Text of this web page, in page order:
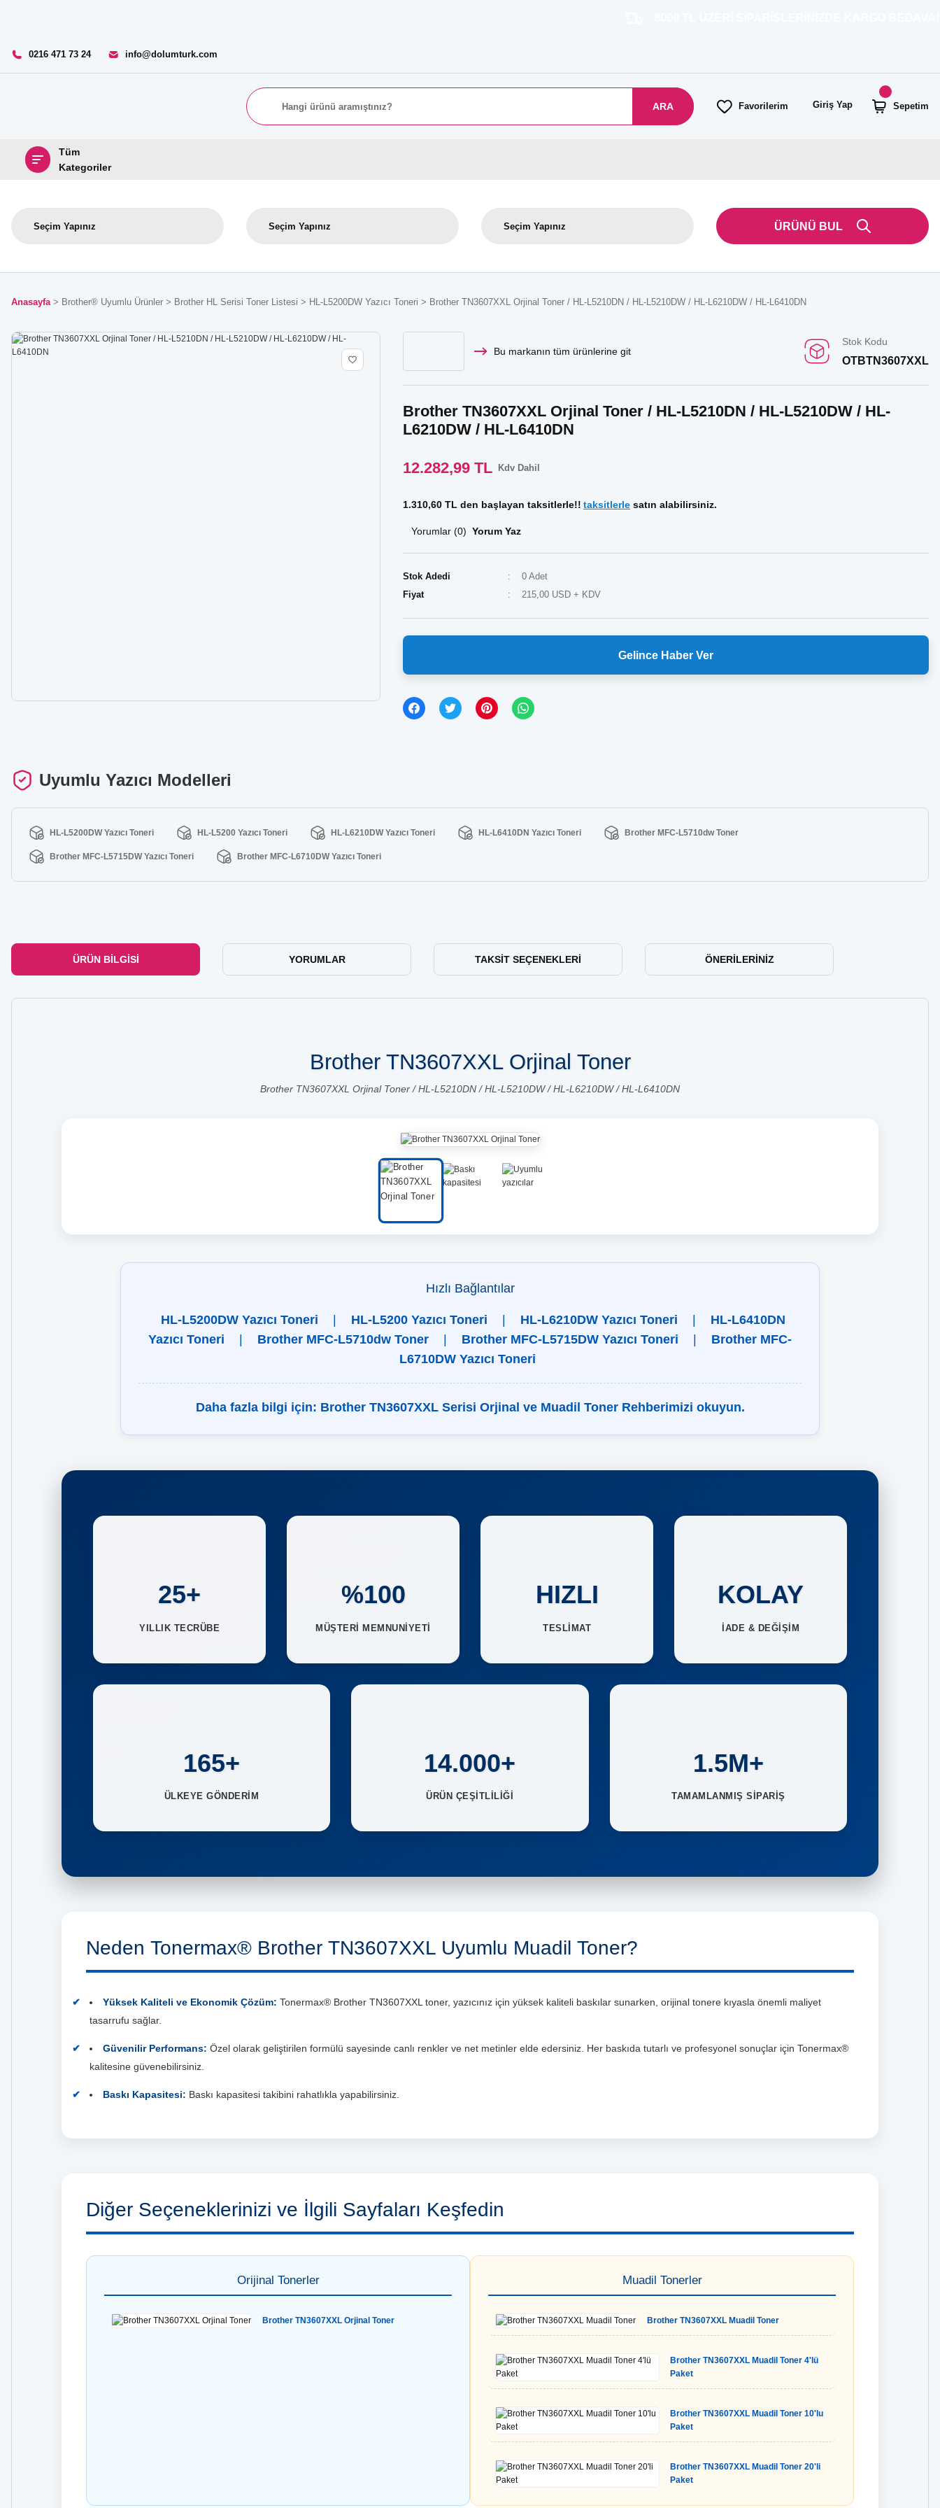
0216 471 73 24 info@dolumturk.com
ARA Favorilerim Giriş Yap Sepetim
Tüm
Kategoriler
ÜRÜNÜ BUL
Anasayfa Brother® Uyumlu Ürünler Brother HL Serisi Toner Listesi HL-L5200DW Yazıcı Toneri Brother TN3607XXL Orjinal Toner / HL-L5210DN / HL-L5210DW / HL-L6210DW / HL-L6410DN
Bu markanın tüm ürünlerine git
Stok Kodu
OTBTN3607XXL
Brother TN3607XXL Orjinal Toner / HL-L5210DN / HL-L5210DW / HL-
L6210DW / HL-L6410DN
12.282,99 TL Kdv Dahil
1.310,60 TL den başlayan taksitlerle!! taksitlerle satın alabilirsiniz.
Yorumlar (0) Yorum Yaz
Stok Adedi
0 Adet
Fiyat
215,00 USD + KDV
Gelince Haber Ver
Uyumlu Yazıcı Modelleri
HL-L5200DW Yazıcı Toneri HL-L5200 Yazıcı Toneri HL-L6210DW Yazıcı Toneri HL-L6410DN Yazıcı Toneri Brother MFC-L5710dw Toner
Brother MFC-L5715DW Yazıcı Toneri Brother MFC-L6710DW Yazıcı Toneri
ÜRÜN BILGISI YORUMLAR TAKSIT SEÇENEKLERI ÖNERILERINIZ
Brother TN3607XXL Orjinal Toner
Brother TN3607XXL Orjinal Toner / HL-L5210DN / HL-L5210DW / HL-L6210DW / HL-L6410DN
Hızlı Bağlantılar
HL-L5200DW Yazıcı Toneri HL-L5200 Yazıcı Toneri HL-L6210DW Yazıcı Toneri
HL-L6410DN
Yazıcı Toneri
Brother MFC-L5710dw Toner Brother MFC-L5715DW Yazıcı Toneri
Brother MFC-
L6710DW Yazıcı Toneri
Daha fazla bilgi için: Brother TN3607XXL Serisi Orjinal ve Muadil Toner Rehberimizi okuyun.
25+
YILLIK TECRÜBE
%100
MÜŞTERİ MEMNUNİYETİ
HIZLI
TESLİMAT
KOLAY
İADE & DEĞİŞİM
165+
ÜLKEYE GÖNDERİM
14.000+
ÜRÜN ÇEŞİTLİLİĞİ
1.5M+
TAMAMLANMIŞ SİPARİŞ
Neden Tonermax® Brother TN3607XXL Uyumlu Muadil Toner?
Yüksek Kaliteli ve Ekonomik Çözüm: Tonermax® Brother TN3607XXL toner, yazıcınız için yüksek kaliteli baskılar sunarken, orijinal tonere kıyasla önemli maliyet
tasarrufu sağlar.
Güvenilir Performans: Özel olarak geliştirilen formülü sayesinde canlı renkler ve net metinler elde edersiniz. Her baskıda tutarlı ve profesyonel sonuçlar için Tonermax®
kalitesine güvenebilirsiniz.
Baskı Kapasitesi: Baskı kapasitesi takibini rahatlıkla yapabilirsiniz.
Diğer Seçeneklerinizi ve İlgili Sayfaları Keşfedin
Orijinal Tonerler
Brother TN3607XXL Orjinal Toner
Muadil Tonerler
Brother TN3607XXL Muadil Toner
Brother TN3607XXL Muadil Toner 4'lü
Paket
Brother TN3607XXL Muadil Toner 10'lu
Paket
Brother TN3607XXL Muadil Toner 20'li
Paket